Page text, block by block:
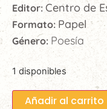
Editor: Centro de
Formato: Papel
Género: Poesía
1 disponibles
Añadir al carrito